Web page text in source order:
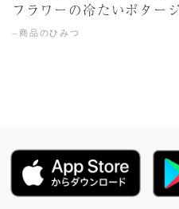
フラワーの冷たいポタージ
商品のひみつ